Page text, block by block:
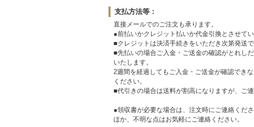
支払方法等：
直接メールでのご注文も承ります。
●前払いかクレジット払いか代金引換とさせて
■クレジットは決済手続きをいただき次第発送で
■先払いの場合ご入金・ご送金の確認がとれし
いたします。
2週間を経過してもご入金・ご送金が確認でき
ください。
■代引きの場合は送料が割高になりますが、ご
●領収書が必要な場合は、注文時にご連絡くださ
ほか、不明な点はお気軽にご連絡ください。